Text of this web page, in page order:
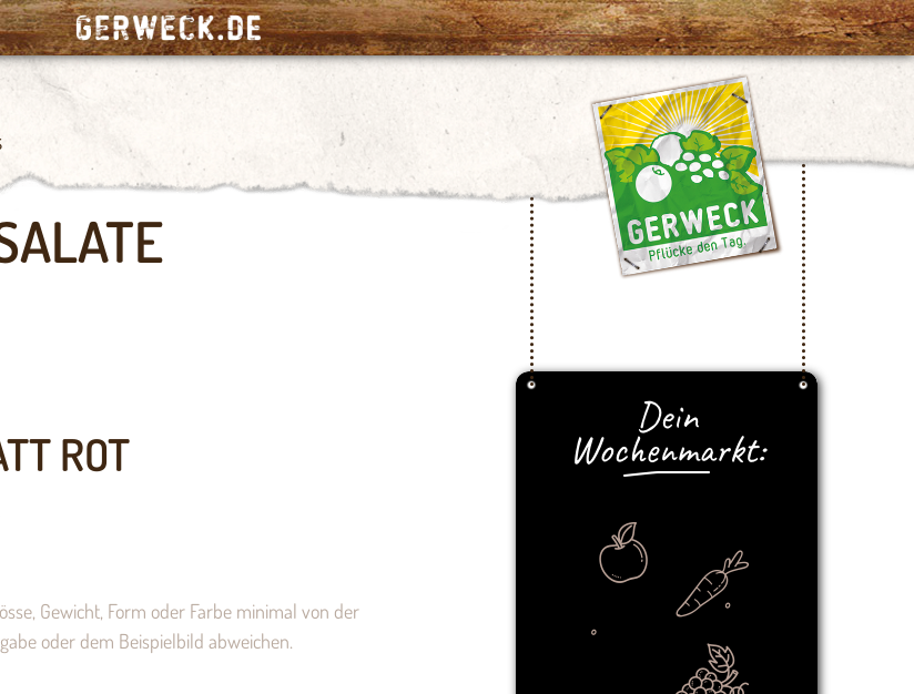
ROT
Gewicht, Form oder Farbe minimal von der
oder dem Beispielbild abweichen.
Dein
Wochenmarkt: